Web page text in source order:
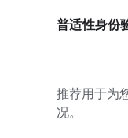
普适性身份
推荐用于为
况。